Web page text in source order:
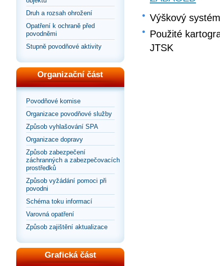
Druh a rozsah ohrožení
Opatření k ochraně před
povodněmi
Stupně povodňové aktivity
Organizační část
Povodňové komise
Organizace povodňové služby
Způsob vyhlašování SPA
Organizace dopravy
Způsob zabezpečení
záchranných a zabezpečovacích
prostředků
Způsob vyžádání pomoci při
povodni
Schéma toku informací
Varovná opatření
Způsob zajištění aktualizace
Grafická část
Výškový
Použité
JTSK